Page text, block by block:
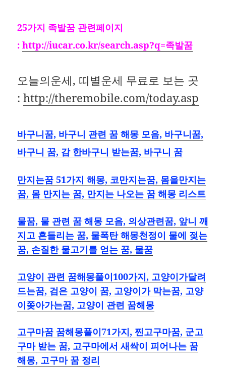
25가지 족발꿈 관련페이지
:http://iucar.co.kr/search.asp?q=족발꿈
오늘의운세, 띠별운세 무료로 보는 곳
:http://theremobile.com/today.asp
바구니꿈, 바구니 관련 꿈 해몽 모음, 바구니꿈,
바구니 꿈, 감 한바구니 받는꿈, 바구니 꿈
만지는꿈 51가지 해몽, 코만지는꿈, 몸을만지는
꿈, 몸 만지는 꿈, 만지는 나오는 꿈 해몽 리스트
물꿈, 물 관련 꿈 해몽 모음, 의상관련꿈, 앞니 깨
지고 흔들리는 꿈, 물폭탄 해몽천정이 물에 젖는
꿈, 손질한 물고기를 얻는 꿈, 물꿈
고양이 관련 꿈해몽풀이100가지, 고양이가달려
드는꿈, 검은 고양이 꿈, 고양이가 막는꿈, 고양
이쫒아가는꿈, 고양이 관련 꿈해몽
고구마꿈 꿈해몽풀이71가지, 찐고구마꿈, 군고
구마 받는 꿈, 고구마에서 새싹이 피어나는 꿈
해몽, 고구마 꿈 정리